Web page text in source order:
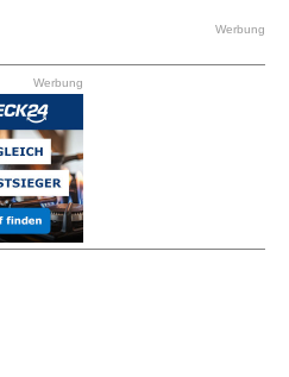
the
Werbung
Werbung